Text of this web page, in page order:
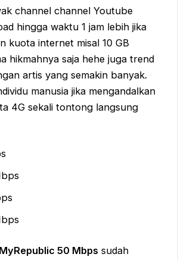
channel channel Youtube
hingga waktu 1 jam lebih jika
kuota internet misal 10 GB
hikmahnya saja hehe juga trend
artis yang semakin banyak.
manusia jika mengandalkan
4G sekali tontong langsung
MyRepublic 50 Mbps sudah